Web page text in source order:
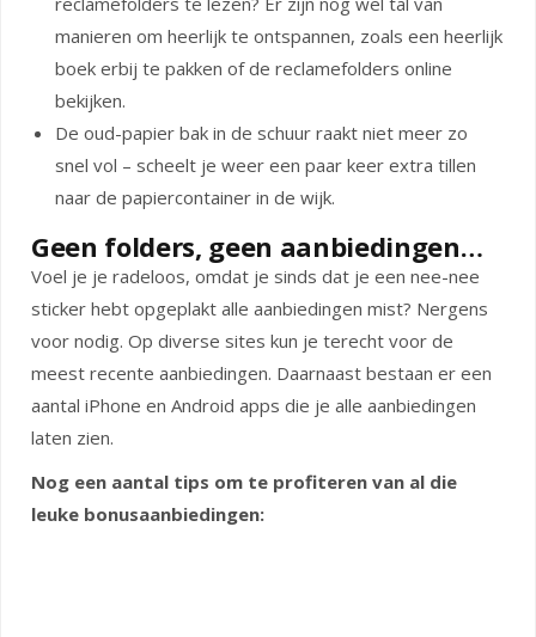
manieren om heerlijk te ontspannen, zoals een heerlijk
boek erbij te pakken of de reclamefolders online
bekijken.
De oud-papier bak in de schuur raakt niet meer zo
snel vol – scheelt je weer een paar keer extra tillen
naar de papiercontainer in de wijk.
Geen folders, geen aanbiedingen…
Voel je je radeloos, omdat je sinds dat je een nee-nee
sticker hebt opgeplakt alle aanbiedingen mist? Nergens
voor nodig. Op diverse sites kun je terecht voor de
meest recente aanbiedingen. Daarnaast bestaan er een
aantal iPhone en Android apps die je alle aanbiedingen
laten zien.
Nog een aantal tips om te profiteren van al die
leuke bonusaanbiedingen: